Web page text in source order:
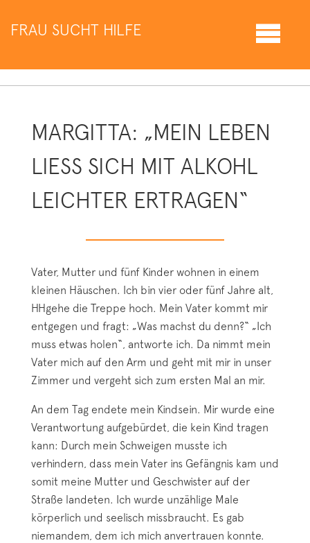
FRAU SUCHT HILFE
MARGITTA: „MEIN LEBEN
LIESS SICH MIT ALKOHL
LEICHTER ERTRAGEN“
Vater, Mutter und fünf Kinder wohnen in einem
kleinen Häuschen. Ich bin vier oder fünf Jahre alt,
HHgehe die Treppe hoch. Mein Vater kommt mir
entgegen und fragt: „Was machst du denn?“ „Ich
muss etwas holen“, antworte ich. Da nimmt mein
Vater mich auf den Arm und geht mit mir in unser
Zimmer und vergeht sich zum ersten Mal an mir.
An dem Tag endete mein Kindsein. Mir wurde eine
Verantwortung aufgebürdet, die kein Kind tragen
kann: Durch mein Schweigen musste ich
verhindern, dass mein Vater ins Gefängnis kam und
somit meine Mutter und Geschwister auf der
Straße landeten. Ich wurde unzählige Male
körperlich und seelisch missbraucht. Es gab
niemandem, dem ich mich anvertrauen konnte.